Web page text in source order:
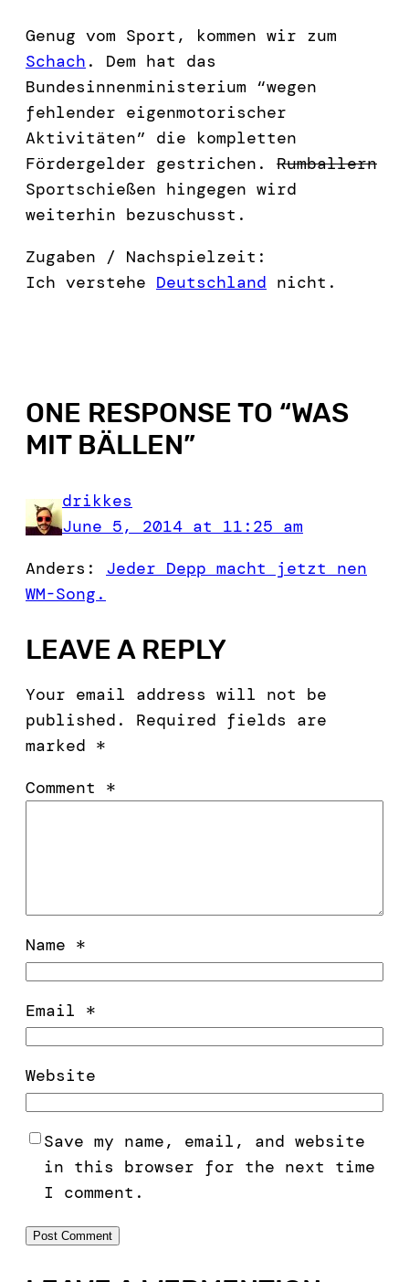
Genug vom Sport, kommen wir zum
Schach . Dem hat das
Bundesinnenministerium “wegen
fehlender eigenmotorischer
Aktivitäten” die kompletten
Fördergelder gestrichen. Rumballern
Sportschießen hingegen wird
weiterhin bezuschusst.
Zugaben / Nachspielzeit:
Ich verstehe Deutschland nicht.
ONE RESPONSE TO “WAS
MIT BÄLLEN”
drikkes
June 5, 2014 at 11:25 am
Anders: Jeder Depp macht jetzt nen
WM-Song.
LEAVE A REPLY
Your email address will not be
published.
Required fields are
marked *
Comment *
Name *
Email *
Website
Save my name, email, and website
in this browser for the next time
I comment.